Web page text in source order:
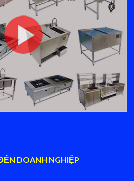
DOANH NGHIỆP